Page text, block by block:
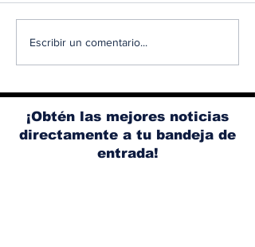
Albaisa deja la
Weaver tomará su
lugar
Escribir un comentario...
¡Obtén las mejores noticias
directamente a tu bandeja de
entrada!